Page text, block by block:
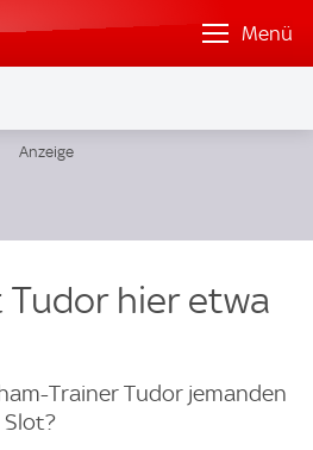
Menü
hier etwa
Trainer Tudor jemanden